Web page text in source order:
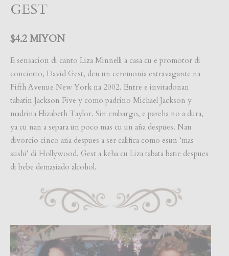
GEST
$4.2 MIYON
E sensacion di canto Liza Minnelli a casa cu e promotor di
concierto, David Gest, den un ceremonia extravagante na
Fifth Avenue New York na 2002. Entre e invitadonan
tabatin Jackson Five y como padrino Michael Jackson y
madrina Elizabeth Taylor. Sin embargo, e pareha no a dura,
ya cu nan a separa un poco mas cu un aña despues. Nan
divorcio cinco aña despues a ser califica como esun ‘mas
sushi’ di Hollywood. Gest a keha cu Liza tabata batie despues
di bebe demasiado alcohol.